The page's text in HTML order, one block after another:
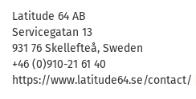
Latitude 64 AB
Servicegatan 13
931 76 Skellefteå, Sweden
+46 (0)910-21 61 40
https://www.latitude64.se/contact/